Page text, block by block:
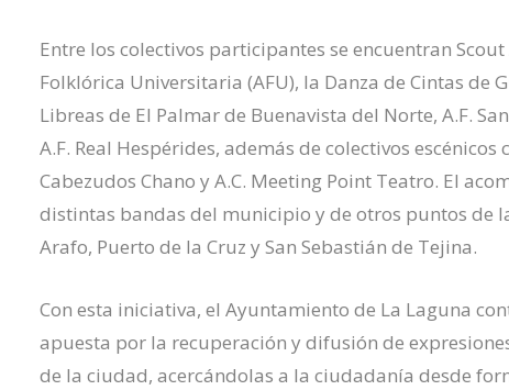
Entre los colectivos participantes se encuentran
Folklórica Universitaria (AFU), la Danza de Cintas de
Libreas de El Palmar de Buenavista del Norte, A.F.
A.F. Real Hespérides, además de colectivos escénicos
Cabezudos Chano y A.C. Meeting Point Teatro. El
distintas bandas del municipio y de otros puntos de
Arafo, Puerto de la Cruz y San Sebastián de Tejina.
Con esta iniciativa, el Ayuntamiento de La Laguna
apuesta por la recuperación y difusión de
de la ciudad, acercándolas a la ciudadanía desde